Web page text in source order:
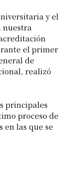
y el
nuestra
el primer
de
realizó
principales
proceso de
en las que se